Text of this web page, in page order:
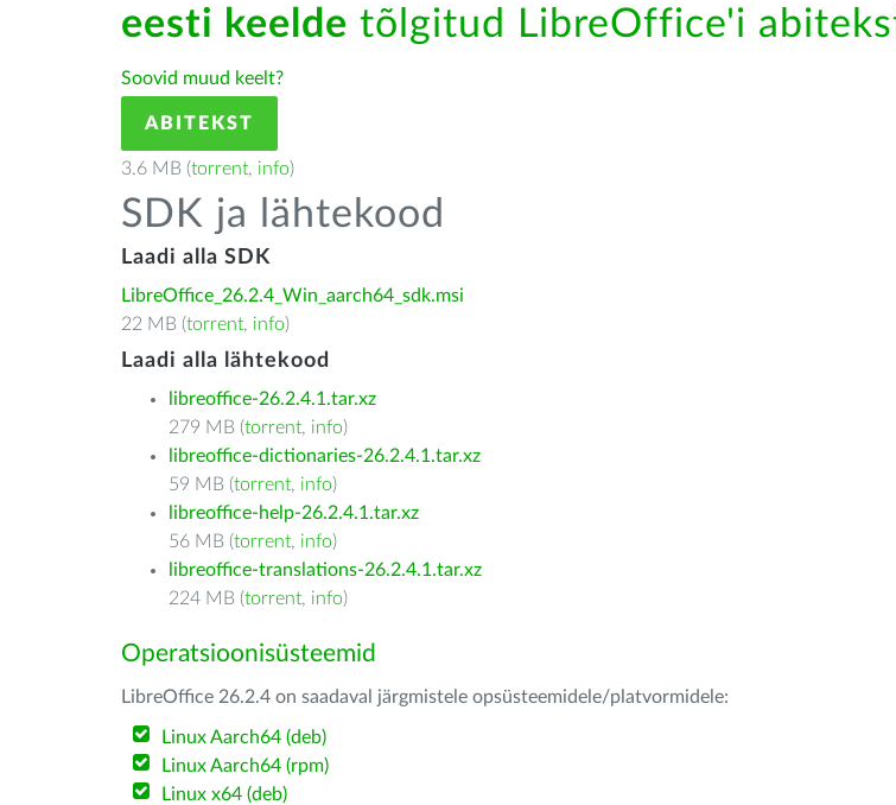
eesti keelde tõlgitud LibreOffice'i
Soovid muud keelt?
ABITEKST
3.6 MB (torrent, info)
SDK ja lähtekood
Laadi alla SDK
LibreOffice_26.2.4_Win_aarch64_sdk.msi
22 MB (torrent, info)
Laadi alla lähtekood
libreoffice-26.2.4.1.tar.xz
279 MB (torrent, info)
libreoffice-dictionaries-26.2.4.1.tar.xz
59 MB (torrent, info)
libreoffice-help-26.2.4.1.tar.xz
56 MB (torrent, info)
libreoffice-translations-26.2.4.1.tar.xz
224 MB (torrent, info)
Operatsioonisüsteemid
LibreOffice 26.2.4 on saadaval järgmistele opsüsteemidele/platvormidele:
Linux Aarch64 (deb)
Linux Aarch64 (rpm)
Linux x64 (deb)